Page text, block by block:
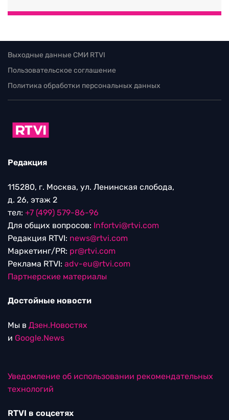
Выходные данные СМИ RTVI
Пользовательское соглашение
Политика обработки персональных данных
Редакция
115280, г. Москва, ул. Ленинская слобода,
д. 26, этаж 2
тел: +7 (499) 579-86-96
Для общих вопросов: Infortvi@rtvi.com
Редакция RTVI: news@rtvi.com
Маркетинг/PR: pr@rtvi.com
Реклама RTVI: adv-eu@rtvi.com
Партнерские материалы
Достойные новости
Мы в Дзен.Новостях
и Google.News
Уведомление об использовании рекомендательных
технологий
RTVI в соцсетях